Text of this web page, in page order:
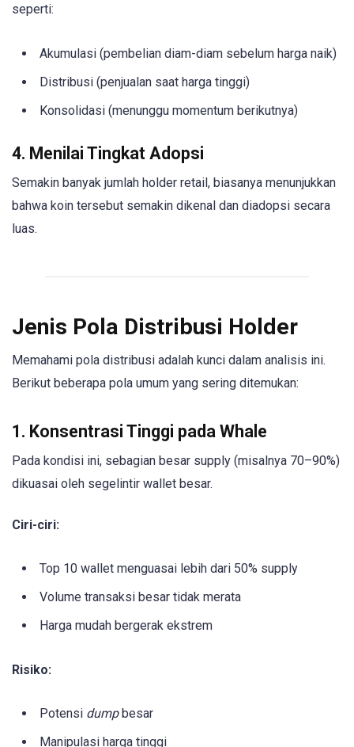
seperti:
Akumulasi (pembelian diam-diam sebelum harga naik)
Distribusi (penjualan saat harga tinggi)
Konsolidasi (menunggu momentum berikutnya)
4. Menilai Tingkat Adopsi
Semakin banyak jumlah holder retail, biasanya menunjukkan
bahwa koin tersebut semakin dikenal dan diadopsi secara
luas.
Jenis Pola Distribusi Holder
Memahami pola distribusi adalah kunci dalam analisis ini.
Berikut beberapa pola umum yang sering ditemukan:
1. Konsentrasi Tinggi pada Whale
Pada kondisi ini, sebagian besar supply (misalnya 70–90%)
dikuasai oleh segelintir wallet besar.
Ciri-ciri:
Top 10 wallet menguasai lebih dari 50% supply
Volume transaksi besar tidak merata
Harga mudah bergerak ekstrem
Risiko:
Potensi dumpbesar
Manipulasi harga tinggi